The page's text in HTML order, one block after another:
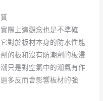
際上這觀念也是不準確
對於板材本身的防水性能
的板和沒有防潮劑的板浸
只是對空氣中的潮氣有作
多反而會影響板材的強